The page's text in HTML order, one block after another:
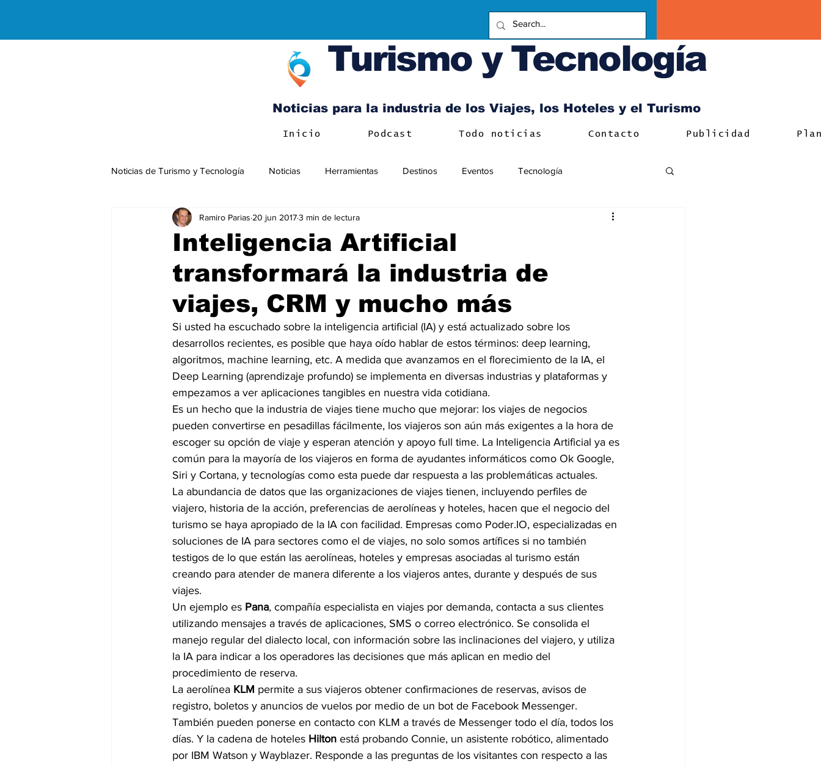
Turismo y Tecnología
Noticias para la industria de los Viajes, los Hoteles y el Turismo
Inicio Podcast Todo noticias Contacto Publicidad
Noticias de Turismo y Tecnología Noticias Herramientas Destinos Eventos Tecnología
Negocios Internacionales
Inteligencia Artificial
transformará la industria de
viajes, CRM y mucho más
Ramiro Parias 20 jun 20173 min de lectura
Si usted ha escuchado sobre la inteligencia artificial (IA) y está actualizado sobre los
desarrollos recientes, es posible que haya oído hablar de estos términos: deep learning,
algoritmos, machine learning, etc. A medida que avanzamos en el florecimiento de la IA, el
Deep Learning (aprendizaje profundo) se implementa en diversas industrias y plataformas y
empezamos a ver aplicaciones tangibles en nuestra vida cotidiana.
Es un hecho que la industria de viajes tiene mucho que mejorar: los viajes de negocios
pueden convertirse en pesadillas fácilmente, los viajeros son aún más exigentes a la hora de
escoger su opción de viaje y esperan atención y apoyo full time. La Inteligencia Artificial ya es
común para la mayoría de los viajeros en forma de ayudantes informáticos como Ok Google,
Siri y Cortana, y tecnologías como esta puede dar respuesta a las problemáticas actuales.
La abundancia de datos que las organizaciones de viajes tienen, incluyendo perfiles de
viajero, historia de la acción, preferencias de aerolíneas y hoteles, hacen que el negocio del
turismo se haya apropiado de la IA con facilidad. Empresas como Poder.IO, especializadas en
soluciones de IA para sectores como el de viajes, no solo somos artífices si no también
testigos de lo que están las aerolíneas, hoteles y empresas asociadas al turismo están
creando para atender de manera diferente a los viajeros antes, durante y después de sus
viajes.
Un ejemplo es Pana, compañía especialista en viajes por demanda, contacta a sus clientes
utilizando mensajes a través de aplicaciones, SMS o correo electrónico. Se consolida el
manejo regular del dialecto local, con información sobre las inclinaciones del viajero, y utiliza
la IA para indicar a los operadores las decisiones que más aplican en medio del
procedimiento de reserva.
La aerolínea KLM permite a sus viajeros obtener confirmaciones de reservas, avisos de
registro, boletos y anuncios de vuelos por medio de un bot de Facebook Messenger.
También pueden ponerse en contacto con KLM a través de Messenger todo el día, todos los
días. Y la cadena de hoteles Hilton está probando Connie, un asistente robótico, alimentado
por IBM Watson y Wayblazer. Responde a las preguntas de los visitantes con respecto a las